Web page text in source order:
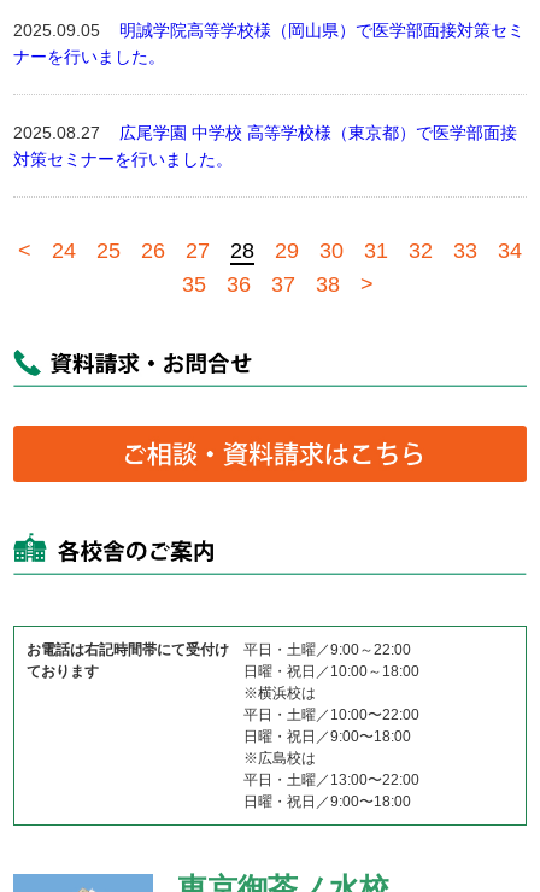
2025.09.05 明誠学院高等学校様（岡山県）で医学部面接対策セミ
ナーを行いました。
2025.08.27 広尾学園 中学校 高等学校様（東京都）で医学部面接
対策セミナーを行いました。
< 24 25 26 27 28 29 30 31 32 33
34
35
36 37 38 >
お電話は右記時間帯にて受付け
ております
平日・土曜／9:00～22:00
日曜・祝日／10:00～18:00
※横浜校は
平日・土曜／10:00〜22:00
日曜・祝日／9:00〜18:00
※広島校は
平日・土曜／13:00〜22:00
日曜・祝日／9:00〜18:00